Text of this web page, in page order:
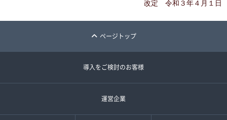
改定 令和３年４月１日
ページトップ
導入をご検討のお客様
運営企業